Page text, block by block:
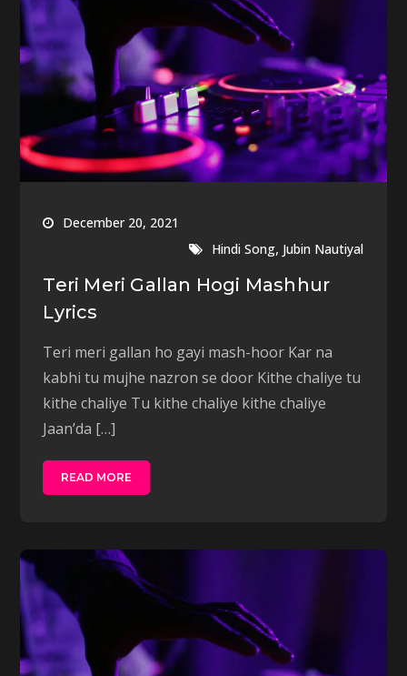
December 20, 2021
Hindi Song, Jubin Nautiyal
Teri Meri Gallan Hogi Mashhur
Lyrics
Teri meri gallan ho gayi mash-hoor Kar na
kabhi tu mujhe nazron se door Kithe chaliye tu
kithe chaliye Tu kithe chaliye kithe chaliye
Jaan’da […]
READ MORE